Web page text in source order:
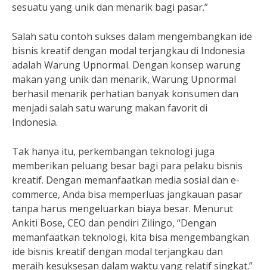
sesuatu yang unik dan menarik bagi pasar.”
Salah satu contoh sukses dalam mengembangkan ide
bisnis kreatif dengan modal terjangkau di Indonesia
adalah Warung Upnormal. Dengan konsep warung
makan yang unik dan menarik, Warung Upnormal
berhasil menarik perhatian banyak konsumen dan
menjadi salah satu warung makan favorit di
Indonesia.
Tak hanya itu, perkembangan teknologi juga
memberikan peluang besar bagi para pelaku bisnis
kreatif. Dengan memanfaatkan media sosial dan e-
commerce, Anda bisa memperluas jangkauan pasar
tanpa harus mengeluarkan biaya besar. Menurut
Ankiti Bose, CEO dan pendiri Zilingo, “Dengan
memanfaatkan teknologi, kita bisa mengembangkan
ide bisnis kreatif dengan modal terjangkau dan
meraih kesuksesan dalam waktu yang relatif singkat.”